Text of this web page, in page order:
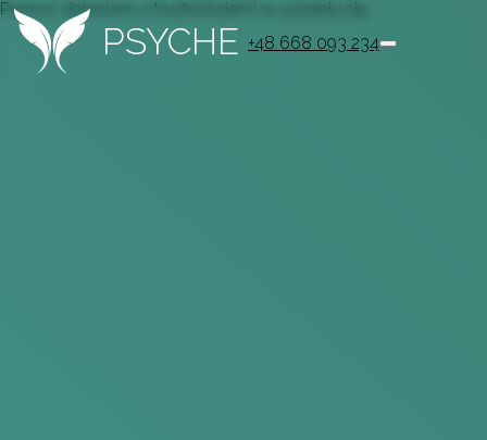
PSYCHE +48 668 093 234
Pomoc dzieciom z trudnościami w uczeniu się